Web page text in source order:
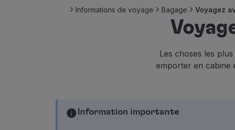
Ponte Aérea
Voyager avec des animaux
À bord
Informations de voyage Bagage Voyagez
Les choses les
emporter en cabine
Information importante